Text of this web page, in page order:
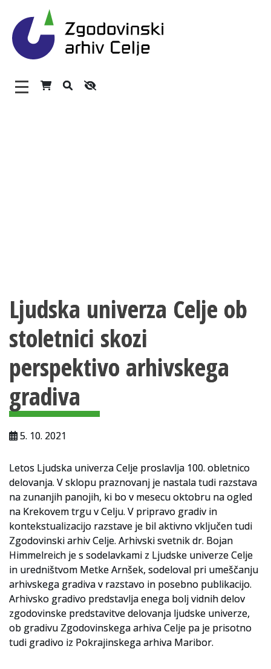
Zgodovinski arhiv Celje –
Glavni meni
Vloga za upravne namene
Vloga za čitalnico
Vodnik po fondih in zbirkah
VAČ – VIRTUALNA ARHIVSKA ČITALNICA
Za ustvarjalce
Strokovna usposabljanja za uslužbence
Gradivo
Register ustvarjalcev
Arhivske škatle
Projekti
Slovenski elektronski arhiv
Anonimka
Virtualni.ZAC
Publikacije
Ljudska univerza Celje ob
stoletnici skozi
perspektivo arhivskega
gradiva
5. 10. 2021
Letos Ljudska univerza Celje proslavlja 100. obletnico
delovanja. V sklopu praznovanj je nastala tudi razstava
na zunanjih panojih, ki bo v mesecu oktobru na ogled
na Krekovem trgu v Celju. V pripravo gradiv in
kontekstualizacijo razstave je bil aktivno vključen tudi
Zgodovinski arhiv Celje. Arhivski svetnik dr. Bojan
Himmelreich je s sodelavkami z Ljudske univerze Celje
in uredništvom Metke Arnšek, sodeloval pri umeščanju
arhivskega gradiva v razstavo in posebno publikacijo.
Arhivsko gradivo predstavlja enega bolj vidnih delov
zgodovinske predstavitve delovanja ljudske univerze,
ob gradivu Zgodovinskega arhiva Celje pa je prisotno
tudi gradivo iz Pokrajinskega arhiva Maribor.